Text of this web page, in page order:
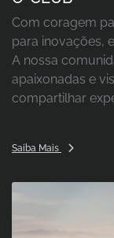
Com coragem
para inovações,
A nossa
apaixonadas e
compartilhar
Saiba Mais